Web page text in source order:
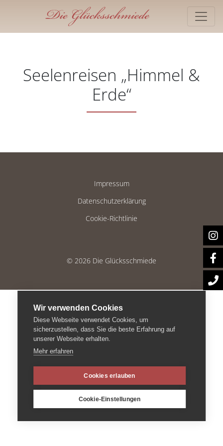
Seelenreisen „Himmel &
Erde“
Impressum
Datenschutzerklärung
Cookie-Richtlinie
© 2026 Die Glücksschmiede
Wir verwenden Cookies
Diese Webseite verwendet Cookies, um
sicherzustellen, dass Sie die beste Erfahrung auf
unserer Webseite erhalten.
Mehr erfahren
Cookies erlauben
Cookie-Einstellungen